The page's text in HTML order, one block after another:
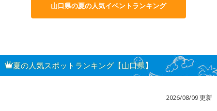
山口県の夏の人気イベントランキング
夏の人気スポットランキング【山口県】
2026/08/09 更新